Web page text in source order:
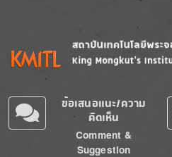
Image
ข้อเสนอแนะ/ความ
คิดเห็น
Comment &
Suggestion